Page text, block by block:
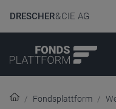
DRESCHER& CIE AG
Fondsplattform